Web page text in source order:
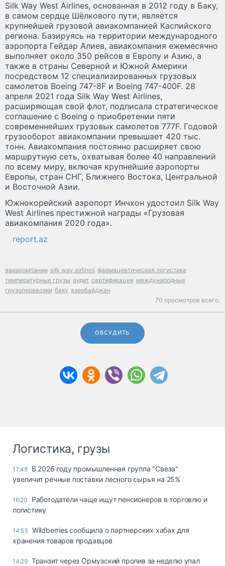
Silk Way West Airlines, основанная в 2012 году в Баку,
в самом сердце Шёлкового пути, является
крупнейшей грузовой авиакомпанией Каспийского
региона. Базируясь на территории международного
аэропорта Гейдар Алиев, авиакомпания ежемесячно
выполняет около 350 рейсов в Европу и Азию, а
также в страны Северной и Южной Америки
посредством 12 специализированных грузовых
самолетов Boeing 747-8F и Boeing 747-400F. 28
апреля 2021 года Silk Way West Airlines,
расширяющая свой флот, подписала стратегическое
соглашение с Boeing о приобретении пяти
современнейших грузовых самолетов 777F. Годовой
грузооборот авиакомпании превышает 420 тыс.
тонн. Авиакомпания постоянно расширяет свою
маршрутную сеть, охватывая более 40 направлений
по всему миру, включая крупнейшие аэропорты
Европы, стран СНГ, Ближнего Востока, Центральной
и Восточной Азии.
Южнокорейский аэропорт Инчхон удостоил Silk Way
West Airlines престижной награды «Грузовая
авиакомпания 2020 года».
report.az
авиакомпании silk way airlines фармацевтическая логистика
температурные грузы аудит сертификация международные
грузоперевозки баку азербайджан
70 просмотров всего.
ОБСУДИТЬ
Логистика, грузы
17:48 В 2026 году промышленная группа "Свеза"
увеличит речные поставки лесного сырья на 25%
16:20
Работодатели чаще ищут пенсионеров в торговлю и
логистику
14:53 Wildberries сообщила о партнерских хабах для
хранения товаров продавцов
14:29 Транзит через Ормузский пролив за неделю упал